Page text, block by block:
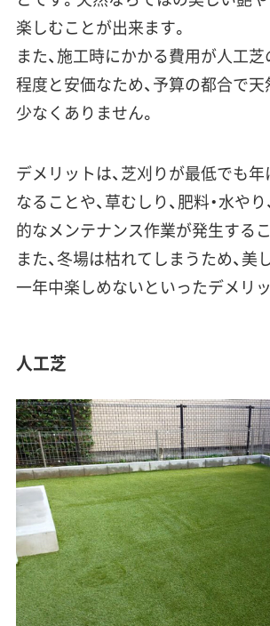
楽しむことが出来ます。
また、施工時にかかる費用が人工
程度と安価なため、予算の都合で
少なくありません。
デメリットは、芝刈りが最低でも
なることや、草むしり、肥料・水や
的なメンテナンス作業が発生する
また、冬場は枯れてしまうため、美
一年中楽しめないといったデメリ
人工芝